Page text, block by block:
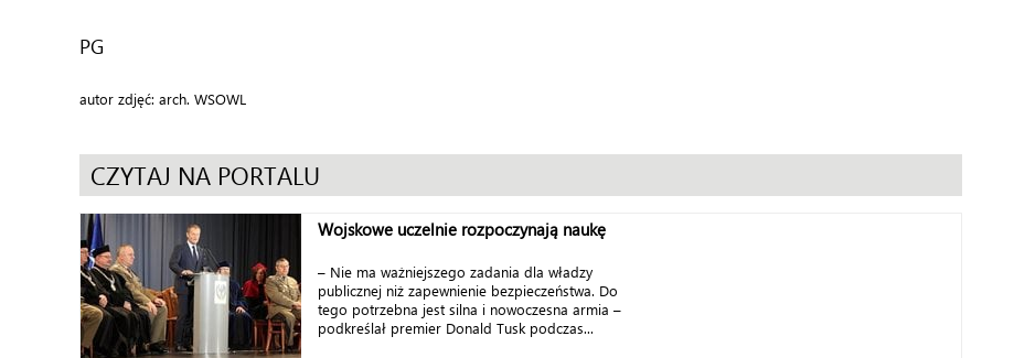
PG
autor zdjęć: arch. WSOWL
CZYTAJ NA PORTALU
Wojskowe uczelnie rozpoczynają naukę
– Nie ma ważniejszego zadania dla władzy
publicznej niż zapewnienie bezpieczeństwa. Do
tego potrzebna jest silna i nowoczesna armia –
podkreślał premier Donald Tusk podczas...